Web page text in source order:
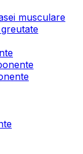
musculare